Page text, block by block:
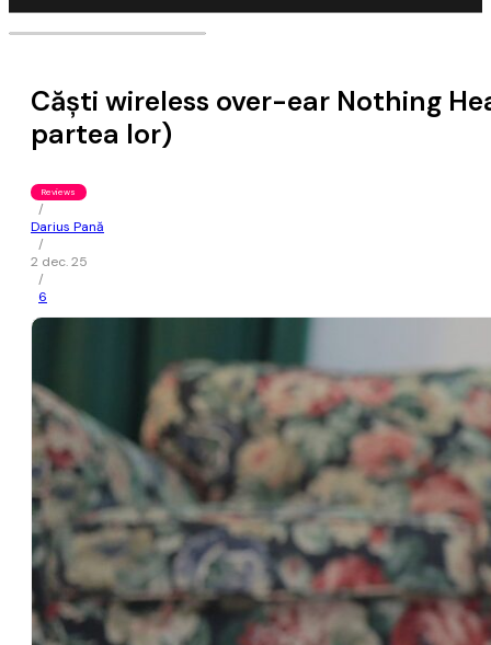
Căști wireless over-ear Nothing
partea lor)
Reviews
/
Darius Pană
/
2 dec. 25
/
6